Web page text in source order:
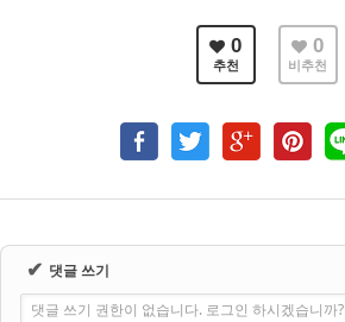
0
추천
0
비추천
✔ 댓글 쓰기
댓글 쓰기 권한이 없습니다. 로그인 하시겠습니까?